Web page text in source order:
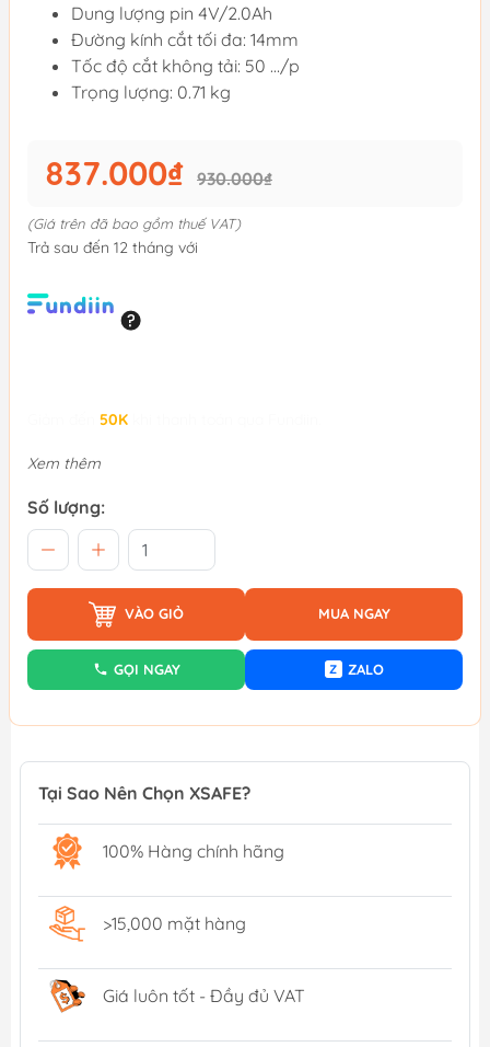
Dung lượng pin 4V/2.0Ah
Đường kính cắt tối đa: 14mm
Tốc độ cắt không tải: 50 …/p
Trọng lượng: 0.71 kg
837.000₫ 930.000₫
(Giá trên đã bao gồm thuế VAT)
Trả sau đến 12 tháng với
50K
Xem thêm
Số lượng:
VÀO GIỎ MUA NGAY
GỌI NGAY Z ZALO
Tại Sao Nên Chọn XSAFE?
100% Hàng chính hãng
>15,000 mặt hàng
Giá luôn tốt - Đầy đủ VAT